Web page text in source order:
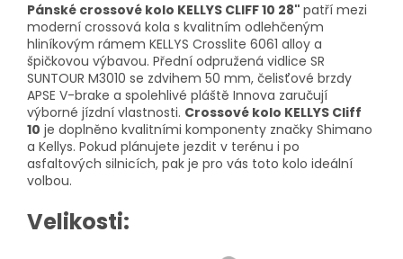
Pánské crossové kolo KELLYS CLIFF 10 28" patří mezi
moderní crossová kola s kvalitním odlehčeným
hliníkovým rámem KELLYS Crosslite 6061 alloy a
špičkovou výbavou. Přední odpružená vidlice SR
SUNTOUR M3010 se zdvihem 50 mm, čelisťové brzdy
APSE V-brake a spolehlivé pláště Innova zaručují
výborné jízdní vlastnosti. Crossové kolo KELLYS Cliff
10 je doplněno kvalitními komponenty značky Shimano
a Kellys. Pokud plánujete jezdit v terénu i po
asfaltových silnicích, pak je pro vás toto kolo ideální
volbou.
Velikosti: